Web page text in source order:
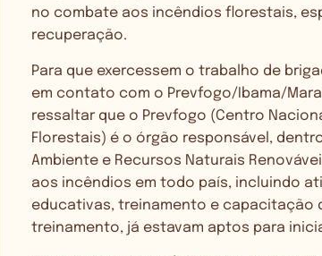
no combate aos incêndios florestais,
recuperação.
Para que exercessem o trabalho de
em contato com o Prevfogo/Ibama/
ressaltar que o Prevfogo (Centro
Florestais) é o órgão responsável,
Ambiente e Recursos Naturais
aos incêndios em todo país, incluindo
educativas, treinamento e capacitação
treinamento, já estavam aptos para